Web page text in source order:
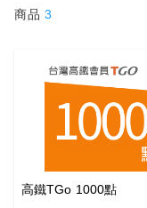
商品3
高鐵TGo 1000點